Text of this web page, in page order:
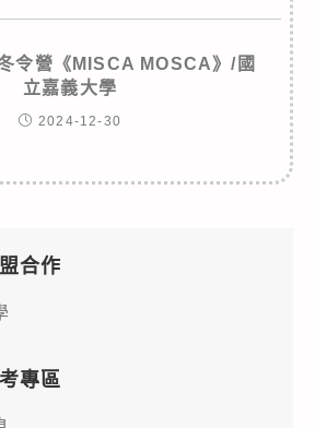
令營《MISCA MOSCA》/國
立嘉義大學
2024-12-30
合作
專區